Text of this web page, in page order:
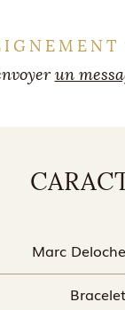
un
Marc Deloche
Bracelet